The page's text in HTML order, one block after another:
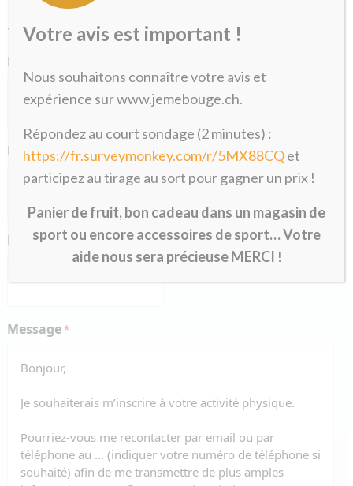
«
» indique les champs nécessaires
Nom
Prénom *
E-mail*
Message*
Votre avis est important !
Nous souhaitons connaître votre avis et
expérience sur www.jemebouge.ch.
Répondez au court sondage (2 minutes) :
https://fr.surveymonkey.com/r/5MX88CQet
participez au tirage au sort pour gagner un prix !
Panier de fruit, bon cadeau dans un magasin de
sport ou encore accessoires de sport… Votre
aide nous sera précieuse MERCI !